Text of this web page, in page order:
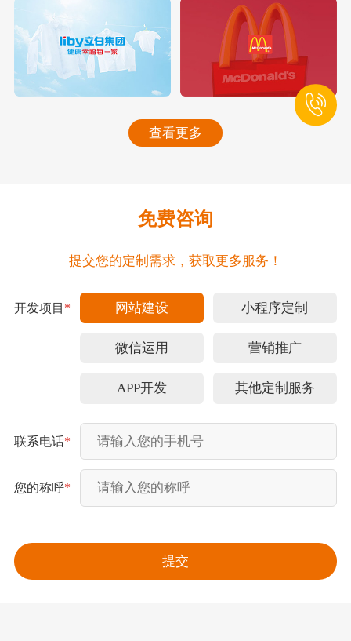
查看更多
免费咨询
提交您的定制需求，获取更多服务！
开发项目 * 网站建设 小程序定制
微信运用 营销推广
APP开发 其他定制服务
联系电话*
您的称呼*